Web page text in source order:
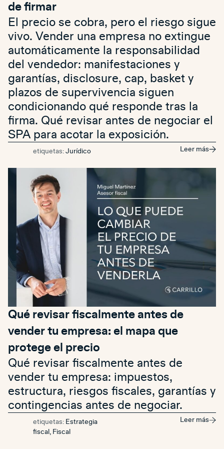
de firmar
El precio se cobra, pero el riesgo sigue
vivo. Vender una empresa no extingue
automáticamente la responsabilidad
del vendedor: manifestaciones y
garantías, disclosure, cap, basket y
plazos de supervivencia siguen
condicionando qué responde tras la
firma. Qué revisar antes de negociar el
SPA para acotar la exposición.
etiquetas: Jurídico Leer más
Qué revisar fiscalmente antes de
vender tu empresa: el mapa que
protege el precio
Qué revisar fiscalmente antes de
vender tu empresa: impuestos,
estructura, riesgos fiscales, garantías y
contingencias antes de negociar.
etiquetas: Estrategia
fiscal , Fiscal
Leer más